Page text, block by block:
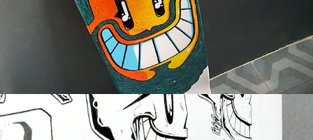
Skull sur frigo